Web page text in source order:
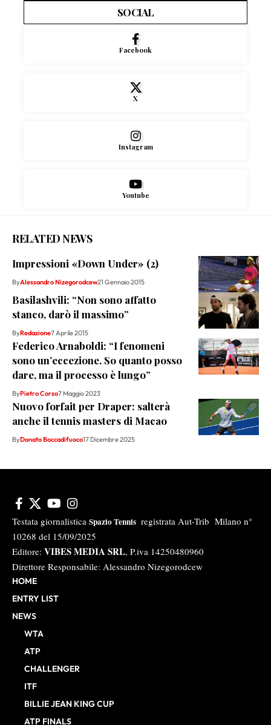
SOCIAL
Facebook
X
Instagram
Youtube
RELATED NEWS
Impressioni «Down Under» (2)
ByAlessandro Nizegorodcew21 Gennaio 2015
Basilashvili: “Non sono affatto
stanco, darò il massimo”
ByRedazione7 Aprile 2015
Federico Arnaboldi: “I fenomeni
sono un’eccezione. So quanto posso
dare, ma il processo è lungo”
ByPietro Corso7 Maggio 2023
Nuovo forfait per Draper: salterà
anche il tennis masters di Macao
ByDonato Boccadifuoco17 Dicembre 2025
Testata giornalistica Spazio Tennis registrata Aut-Trib Milano n°
10268 del 15/09/2025
Editore: VIBES MEDIA SRL, P.iva 14250480960
Direttore Responsabile: Alessandro Nizegorodcew
HOME
ENTRY LIST
NEWS
WTA
ATP
CHALLENGER
ITF
BILLIE JEAN KING CUP
ATP FINALS